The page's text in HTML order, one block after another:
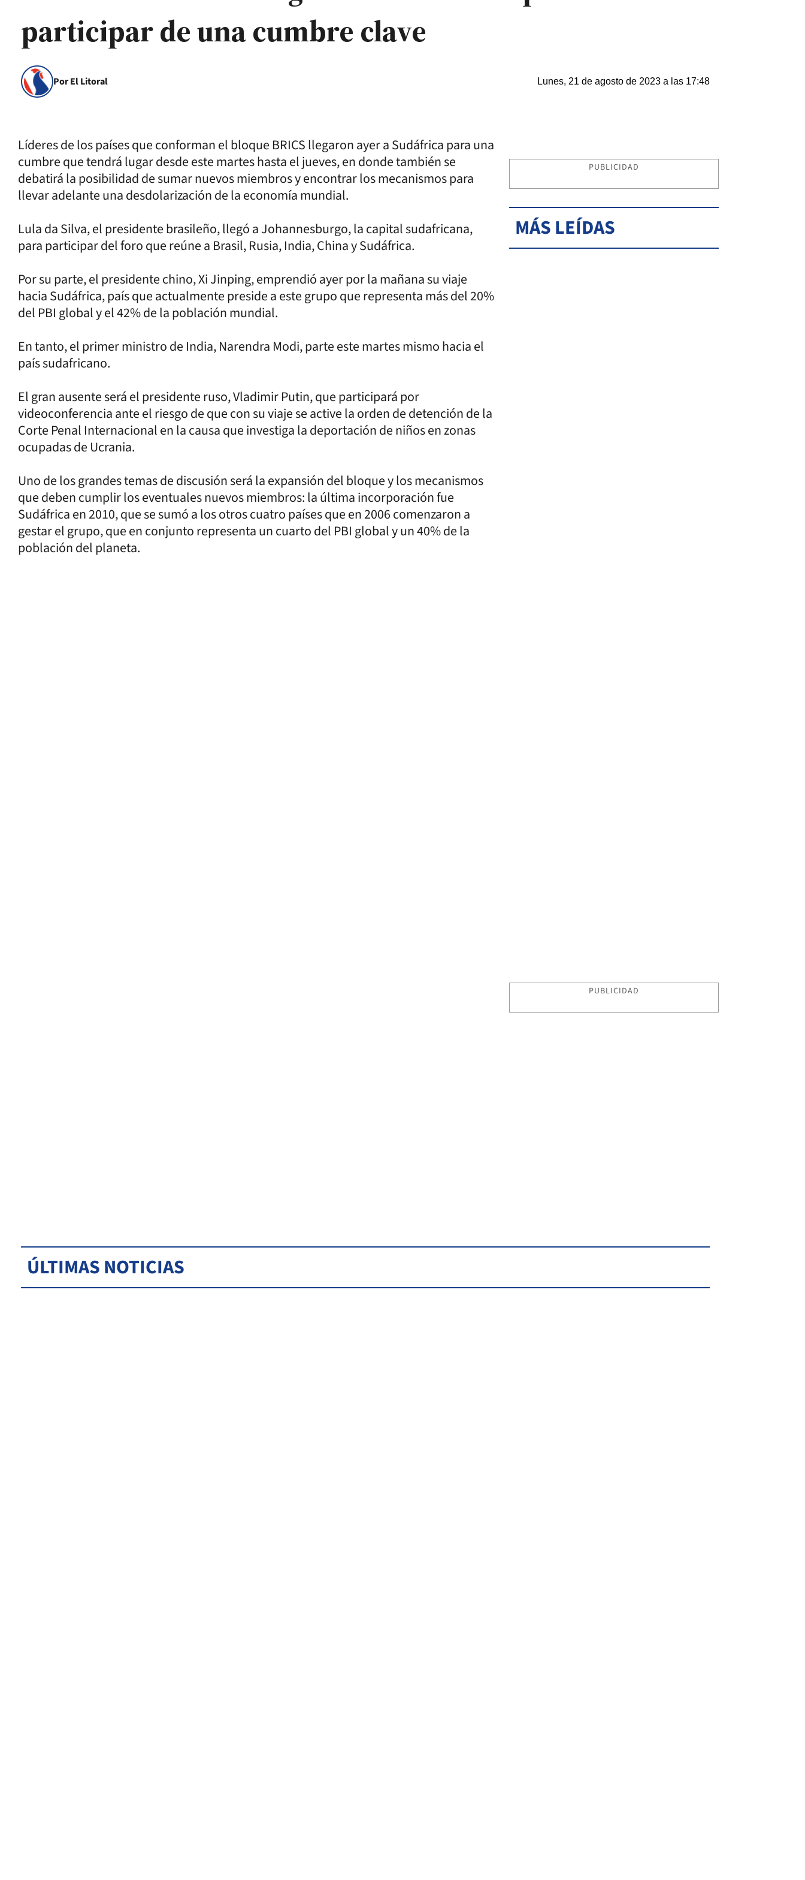
participar de una cumbre clave
Por El Litoral Lunes, 21 de agosto de 2023 a las 17:48
Líderes de los países que conforman el bloque BRICS llegaron ayer a Sudáfrica para una
cumbre que tendrá lugar desde este martes hasta el jueves, en donde también se
debatirá la posibilidad de sumar nuevos miembros y encontrar los mecanismos para
llevar adelante una desdolarización de la economía mundial.
Lula da Silva, el presidente brasileño, llegó a Johannesburgo, la capital sudafricana,
para participar del foro que reúne a Brasil, Rusia, India, China y Sudáfrica.
Por su parte, el presidente chino, Xi Jinping, emprendió ayer por la mañana su viaje
hacia Sudáfrica, país que actualmente preside a este grupo que representa más del 20%
del PBI global y el 42% de la población mundial.
En tanto, el primer ministro de India, Narendra Modi, parte este martes mismo hacia el
país sudafricano.
El gran ausente será el presidente ruso, Vladimir Putin, que participará por
videoconferencia ante el riesgo de que con su viaje se active la orden de detención de la
Corte Penal Internacional en la causa que investiga la deportación de niños en zonas
ocupadas de Ucrania.
Uno de los grandes temas de discusión será la expansión del bloque y los mecanismos
que deben cumplir los eventuales nuevos miembros: la última incorporación fue
Sudáfrica en 2010, que se sumó a los otros cuatro países que en 2006 comenzaron a
gestar el grupo, que en conjunto representa un cuarto del PBI global y un 40% de la
población del planeta.
PUBLICIDAD
MÁS LEÍDAS
PUBLICIDAD
ÚLTIMAS NOTICIAS